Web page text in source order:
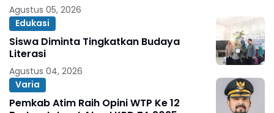
Agustus 05, 2026
Edukasi
Siswa Diminta Tingkatkan Budaya
Literasi
Agustus 04, 2026
Varia
Pemkab Atim Raih Opini WTP Ke 12